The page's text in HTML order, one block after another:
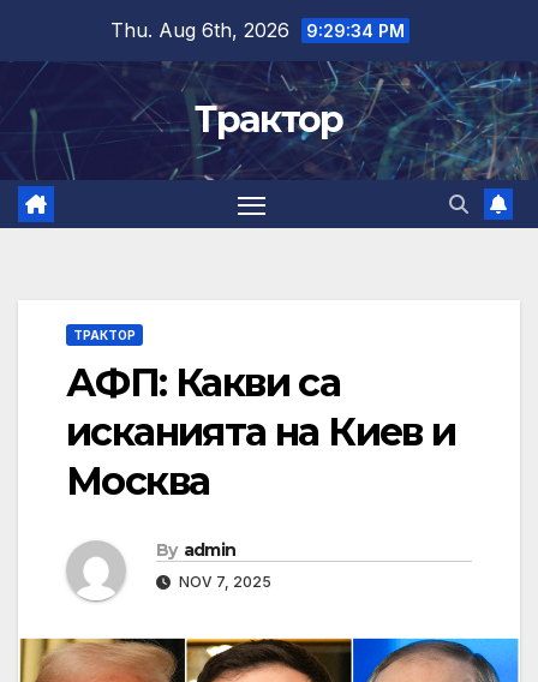
content
Thu. Aug 6th, 2026 9:29:34 PM
Трактор
ТРАКТОР
АФП: Какви са
исканията на Киев и
Москва
By admin
NOV 7, 2025